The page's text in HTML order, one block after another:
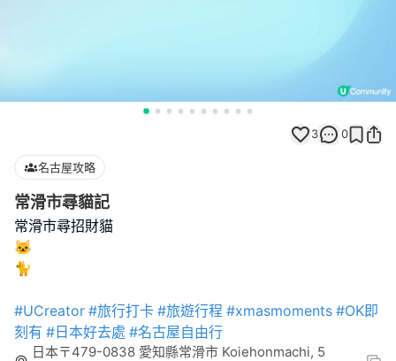
3 0
名古屋攻略
常滑市尋貓記
常滑市尋招財貓
🐱
🐈
#UCreator #旅行打卡 #旅遊行程 #xmasmoments #OK即
刻有 #日本好去處 #名古屋自由行
日本〒479-0838 愛知縣常滑市 Koiehonmachi, 5